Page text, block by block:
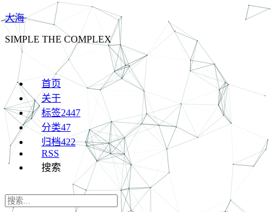
大海
SIMPLE THE COMPLEX
首页
关于
标签2447
分类47
归档422
RSS
搜索